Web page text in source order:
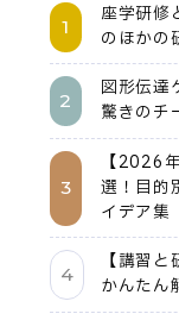
座学研修
のほかの
図形伝達
驚きのチ
【2026
選！目的
イデア集
【講習
かんたん